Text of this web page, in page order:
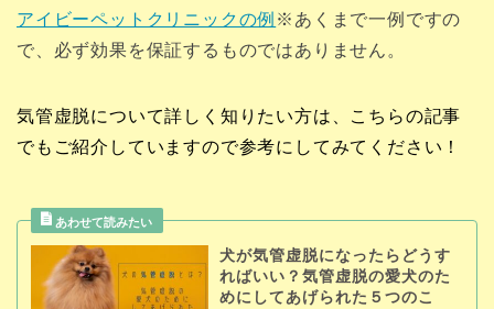
アイビーペットクリニックの例 ※あくまで一例ですの
で、必ず効果を保証するものではありません。
気管虚脱について詳しく知りたい方は、こちらの記事
でもご紹介していますので参考にしてみてください！
犬が気管虚脱になったらどうす
ればいい？気管虚脱の愛犬のた
めにしてあげられた５つのこ